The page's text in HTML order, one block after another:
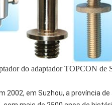
do adaptador TOPCON de
2002, em Suzhou, a província